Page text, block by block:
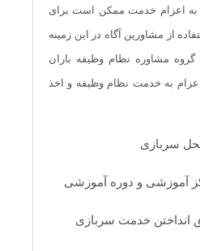
به اعزام خدمت ممکن است برای
از مشاورین آگاه در این زمینه
مشاوره نظام وظیفه باران
به خدمت نظام وظیفه و اخذ
سربازی
آموزشی و دوره آموزشی
انداختن خدمت سربازی